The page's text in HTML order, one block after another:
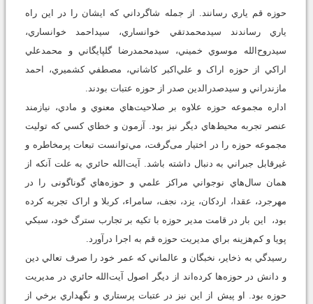
حوزه قم ياري رسانند. از جمله شاگرداني که ایشان را در اين راه
ياري رساندند سيدمحمدتقي خوانساري، سيداحمد خوانساري،
سيدروح‌الله موسوي خميني، سيدمحمدرضا گلپايگاني و محمدعلي
اراکي از حوزه اراک و علي‌اکبر کاشاني، مصطفي کشميري، احمد
مازندراني و سيدصدرالدين صدر از حوزه عتبات ‌بودند.
اداره مجموعه‌ حوزه علاوه بر صلاحيت‌هاي معنوي و مادي، نيازمند
عنصر تجربه محيط‌هاي دیگر نیز بود. آزمون و خطاي کسي که توليت
مجموعه‌ حوزه را در اختيار می‌گرفت، مي‌توانست تبعات پرمخاطره و
غيرقابل جبراني به دنبال داشته باشد. آيت‌‌الله حائري به علت آنکه از
همان سال‌هاي نوجواني مراکز علمي و حوزه‌هاي گوناگونی را در
مهرجرد، عقدا، اردکان، يزد، نجف، سامراء، کربلا و اراک تجربه کرده
بود، اين بار در قامت مدير حوزه با تکيه بر تجارب سترگ خود، سبکي
پويا و کم‌هزينه براي مديريت حوزه قم به اجرا درآورد.
رسيدگي به ذخاير، نخبگان و عالماني که عمر خود را صرف تعالي دين
و دانش در حوزه‌ها کرده‌اند از ديگر اصول آيت‌الله حائري در مديريت
حوزه بود. او پيش از اين نيز در عتبات پرستاري و نگهداري برخي از